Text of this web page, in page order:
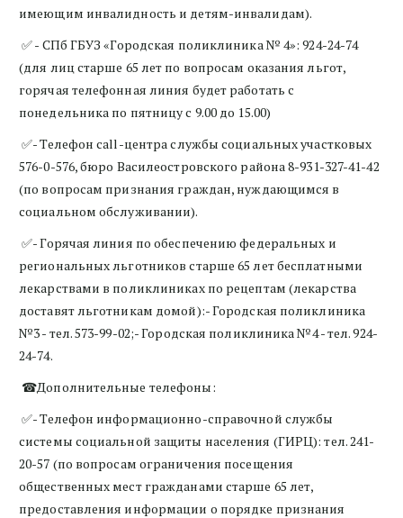
имеющим инвалидность и детям-инвалидам).
✅ - СПб ГБУЗ «Городская поликлиника № 4»: 924-24-74
(для лиц старше 65 лет по вопросам оказания льгот,
горячая телефонная линия будет работать с
понедельника по пятницу с 9.00 до 15.00)
✅- Телефон call-центра службы социальных участковых
576-0-576, бюро Василеостровского района 8-931-327-41-42
(по вопросам признания граждан, нуждающимся в
социальном обслуживании).
✅- Горячая линия по обеспечению федеральных и
региональных льготников старше 65 лет бесплатными
лекарствами в поликлиниках по рецептам (лекарства
доставят льготникам домой):- Городская поликлиника
№3 - тел. 573-99-02;- Городская поликлиника №4 - тел. 924-
24-74.
☎Дополнительные телефоны:
✅- Телефон информационно-справочной службы
системы социальной защиты населения (ГИРЦ): тел. 241-
20-57 (по вопросам ограничения посещения
общественных мест гражданами старше 65 лет,
предоставления информации о порядке признания